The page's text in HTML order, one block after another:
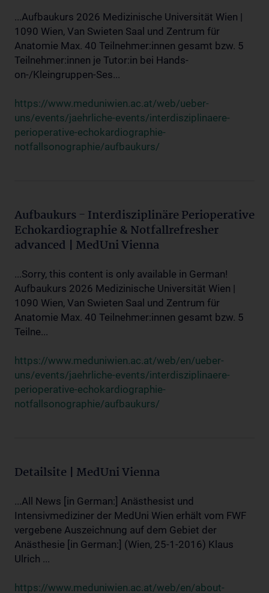
...Aufbaukurs 2026 Medizinische Universität Wien |
1090 Wien, Van Swieten Saal und Zentrum für
Anatomie Max. 40 Teilnehmer:innen gesamt bzw. 5
Teilnehmer:innen je Tutor:in bei Hands-
on-/Kleingruppen-Ses...
https://www.meduniwien.ac.at/web/ueber-
uns/events/jaehrliche-events/interdisziplinaere-
perioperative-echokardiographie-
notfallsonographie/aufbaukurs/
Aufbaukurs - Interdisziplinäre Perioperative
Echokardiographie & Notfallrefresher
advanced | MedUni Vienna
...Sorry, this content is only available in German!
Aufbaukurs 2026 Medizinische Universität Wien |
1090 Wien, Van Swieten Saal und Zentrum für
Anatomie Max. 40 Teilnehmer:innen gesamt bzw. 5
Teilne...
https://www.meduniwien.ac.at/web/en/ueber-
uns/events/jaehrliche-events/interdisziplinaere-
perioperative-echokardiographie-
notfallsonographie/aufbaukurs/
Detailsite | MedUni Vienna
...All News [in German:] Anästhesist und
Intensivmediziner der MedUni Wien erhält vom FWF
vergebene Auszeichnung auf dem Gebiet der
Anästhesie [in German:] (Wien, 25-1-2016) Klaus
Ulrich ...
https://www.meduniwien.ac.at/web/en/about-